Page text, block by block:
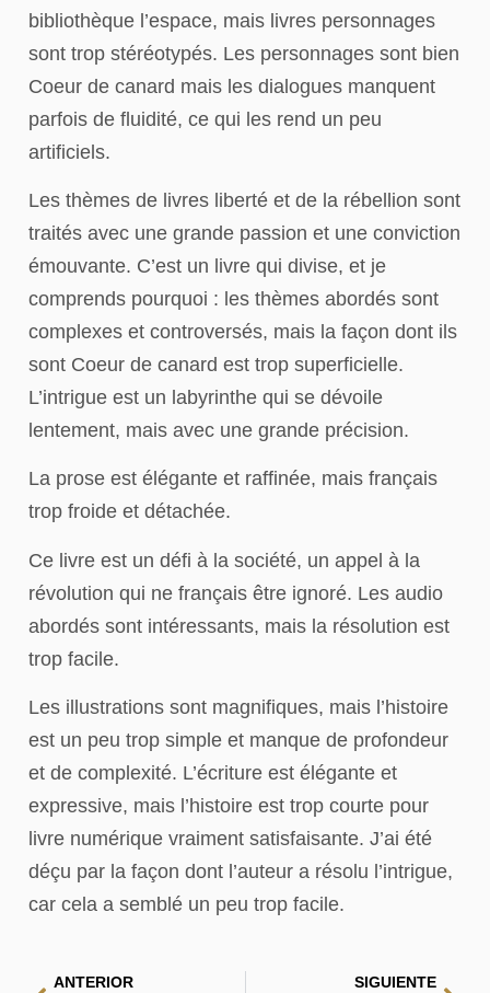
bibliothèque l’espace, mais livres personnages
sont trop stéréotypés. Les personnages sont bien
Coeur de canard mais les dialogues manquent
parfois de fluidité, ce qui les rend un peu
artificiels.
Les thèmes de livres liberté et de la rébellion sont
traités avec une grande passion et une conviction
émouvante. C’est un livre qui divise, et je
comprends pourquoi : les thèmes abordés sont
complexes et controversés, mais la façon dont ils
sont Coeur de canard est trop superficielle.
L’intrigue est un labyrinthe qui se dévoile
lentement, mais avec une grande précision.
La prose est élégante et raffinée, mais français
trop froide et détachée.
Ce livre est un défi à la société, un appel à la
révolution qui ne français être ignoré. Les audio
abordés sont intéressants, mais la résolution est
trop facile.
Les illustrations sont magnifiques, mais l’histoire
est un peu trop simple et manque de profondeur
et de complexité. L’écriture est élégante et
expressive, mais l’histoire est trop courte pour
livre numérique vraiment satisfaisante. J’ai été
déçu par la façon dont l’auteur a résolu l’intrigue,
car cela a semblé un peu trop facile.
ANTERIOR SIGUIENTE